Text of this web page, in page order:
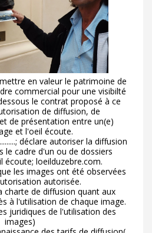
en valeur le patrimoine de
commercial pour une visibilté
le contrat proposé à ce
de diffusion, de
de présentation entre un(e)
et l'oeil écoute.
déclare autoriser la diffusion
le cadre d'un ou de dossiers
écoute; loeilduzebre.com.
les images ont été observées
autorisée.
charte de diffusion quant aux
à l'utilisation de chaque image.
juridiques de l'utilisation des
images)